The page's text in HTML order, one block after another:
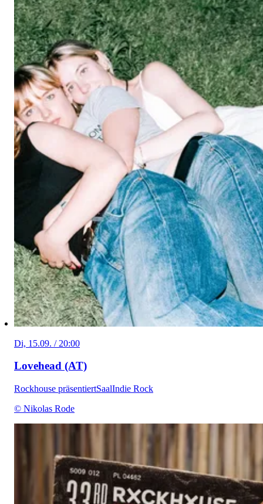
Di, 15.09. / 20:00
Lovehead (AT)
Rockhouse präsentiertSaalIndie Rock
© Nikolas Rode